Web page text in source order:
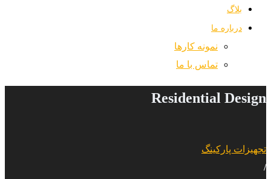
بلاگ
درباره ما
نمونه کارها
تماس با ما
Residential Design
تجهیزات پارکینگ
/